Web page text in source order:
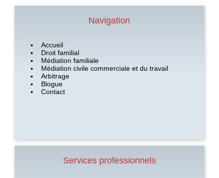
Navigation
Accueil
Droit familial
Médiation familiale
Médiation civilecommerciale et du travail
Arbitrage
Blogue
Contact
Services professionnels